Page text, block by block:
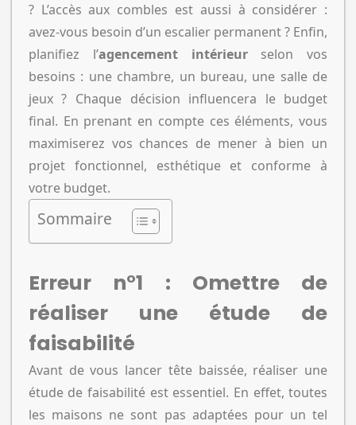
? L’accès aux combles est aussi à considérer :
avez-vous besoin d’un escalier permanent ? Enfin,
planifiez l’agencement intérieurselon vos
besoins : une chambre, un bureau, une salle de
jeux ? Chaque décision influencera le budget
final. En prenant en compte ces éléments, vous
maximiserez vos chances de mener à bien un
projet fonctionnel, esthétique et conforme à
votre budget.
Sommaire
Erreur n°1 : Omettre de
réaliser une étude de
faisabilité
Avant de vous lancer tête baissée, réaliser une
étude de faisabilité est essentiel. En effet, toutes
les maisons ne sont pas adaptées pour un tel